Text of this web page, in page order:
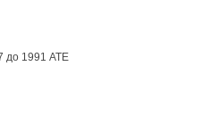
до 1991 ATE